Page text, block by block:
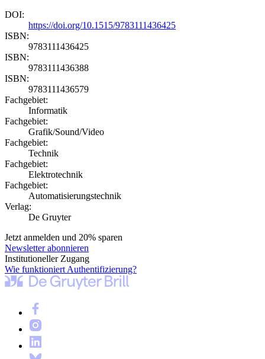
DOI:
https://doi.org/10.1515/9783111436425
ISBN:
9783111436425
ISBN:
9783111436388
ISBN:
9783111436579
Fachgebiet:
Informatik
Fachgebiet:
Grafik/Sound/Video
Fachgebiet:
Technik
Fachgebiet:
Elektrotechnik
Fachgebiet:
Automatisierungstechnik
Verlag:
De Gruyter
Jetzt anmelden und 20% sparen
Newsletter abonnieren
Institutioneller Zugang
Wie funktioniert Authentifizierung?